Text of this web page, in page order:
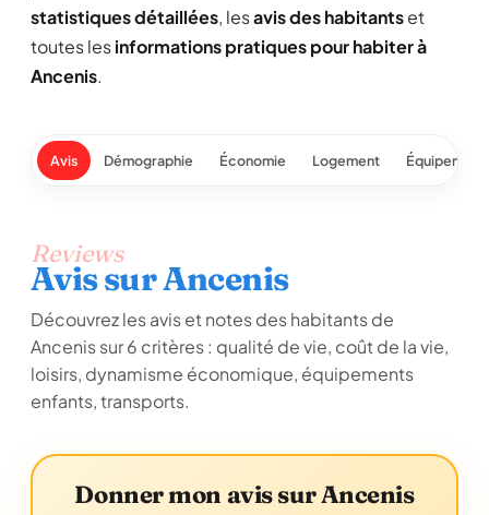
statistiques détaillées, lesavis des habitantset
toutes lesinformations pratiques pour habiter à
Ancenis.
Avis Démographie Économie Logement
Reviews
Avis sur Ancenis
Découvrez les avis et notes des habitants de
Ancenis sur 6 critères : qualité de vie, coût de la vie,
loisirs, dynamisme économique, équipements
enfants, transports.
Donner mon avis sur Ancenis